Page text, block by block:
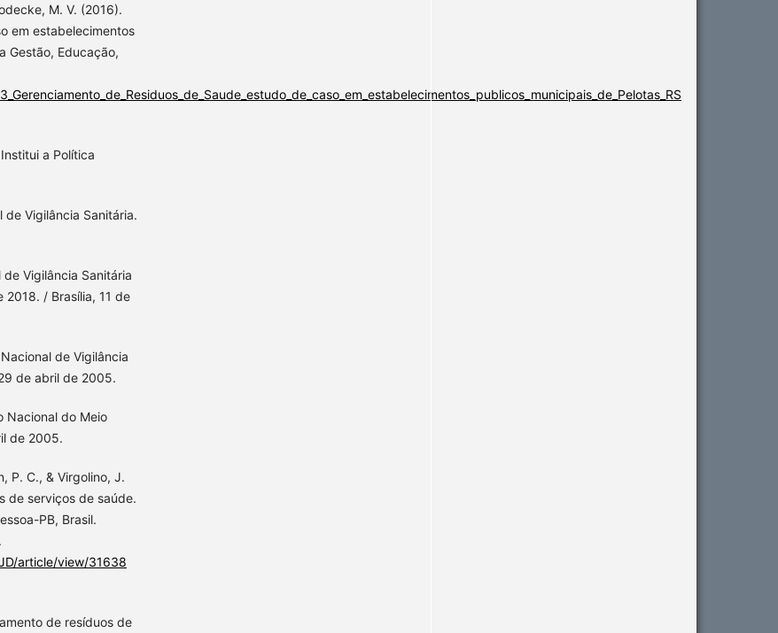
M. V. (2016).
em estabelecimentos
Gestão, Educação,
a Política
Vigilância Sanitária.
Vigilância Sanitária
2018. / Brasília, 11 de
de Vigilância
de abril de 2005.
Nacional do Meio
de 2005.
P. C., & Virgolino, J.
de serviços de saúde.
PB, Brasil.
article/view/31638
de resíduos de